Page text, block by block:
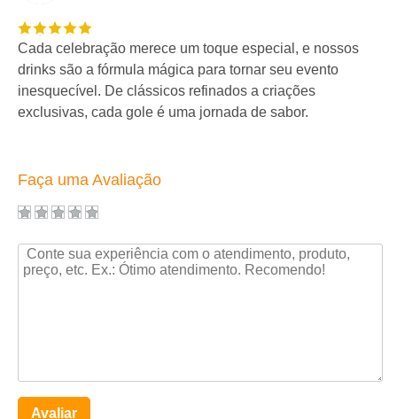
Cada celebração merece um toque especial, e nossos
drinks são a fórmula mágica para tornar seu evento
inesquecível. De clássicos refinados a criações
exclusivas, cada gole é uma jornada de sabor.
Faça uma Avaliação
Avaliar